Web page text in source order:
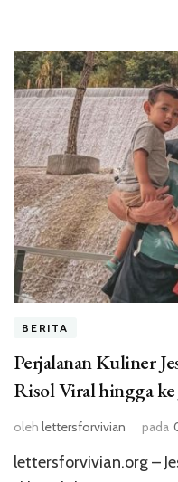
BERITA
Perjalanan Kuliner
Risol Viral hingga
oleh lettersforvivian pada
lettersforvivian.org –